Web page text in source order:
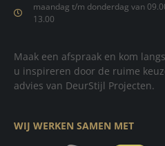
maandag t/m donderdag van
13.00
Maak een afspraak en kom
u inspireren door de ruime
advies van DeurStijl Projecten.
WIJ WERKEN SAMEN MET